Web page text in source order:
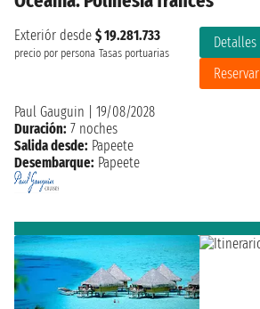
Exteriór desde $ 19.281.733
precio por persona Tasas portuarias
Detalles
Reservar
Paul Gauguin
19/08/2028
Duración: 7 noches
Salida desde: Papeete
Desembarque: Papeete